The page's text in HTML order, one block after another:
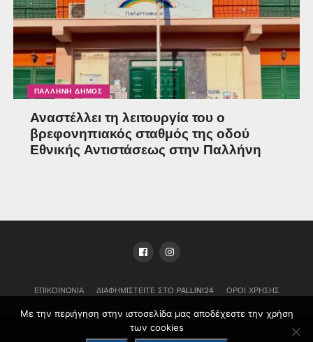
ΠΑΛΛΉΝΗ ΔΉΜΟΣ
Αναστέλλει τη λειτουργία του ο
βρεφονηπιακός σταθμός της οδού
Εθνικής Αντιστάσεως στην Παλλήνη
ΕΠΙΚΟΙΝΩΝΊΑ ΔΙΑΦΗΜΙΣΤΕΊΤΕ ΣΤΟ PALLINI24 ΌΡΟΙ ΧΡΉΣΗΣ
Με την περιήγηση στην ιστοσελίδα μας αποδέχεστε την χρήση
των cookies